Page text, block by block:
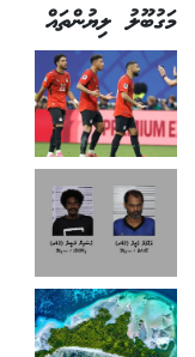
މަގުބޫލު ލިޔުންތައް